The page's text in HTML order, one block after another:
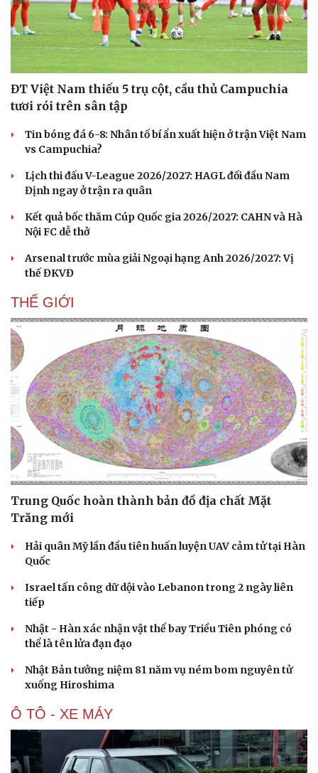
Văn hóa
Sân khấu - Điện ảnh
Văn học
Âm nhạc
Di sản
Giải trí
Nghệ sĩ
Thời trang
Sao Việt
ĐT Việt Nam thiếu 5 trụ cột, cầu thủ Campuchia
tươi rói trên sân tập
Tin bóng đá 6-8: Nhân tố bí ẩn xuất hiện ở trận Việt Nam
vs Campuchia?
Lịch thi đấu V-League 2026/2027: HAGL đối đầu Nam
Định ngay ở trận ra quân
Kết quả bốc thăm Cúp Quốc gia 2026/2027: CAHN và Hà
Nội FC dễ thở
Arsenal trước mùa giải Ngoại hạng Anh 2026/2027: Vị
thế ĐKVĐ
THẾ GIỚI
Trung Quốc hoàn thành bản đồ địa chất Mặt
Trăng mới
Hải quân Mỹ lần đầu tiên huấn luyện UAV cảm tử tại Hàn
Quốc
Israel tấn công dữ dội vào Lebanon trong 2 ngày liên
tiếp
Nhật - Hàn xác nhận vật thể bay Triều Tiên phóng có
thể là tên lửa đạn đạo
Nhật Bản tưởng niệm 81 năm vụ ném bom nguyên tử
xuống Hiroshima
Ô TÔ - XE MÁY